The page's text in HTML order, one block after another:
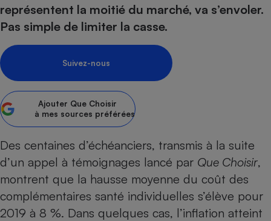
représentent la moitié du marché, va s’envoler.
Pas simple de limiter la casse.
Suivez-nous
Ajouter Que Choisir
à mes sources préférées
Des centaines d’échéanciers, transmis à la suite
d’un appel à témoignages lancé par Que Choisir,
montrent que la hausse moyenne du coût des
complémentaires santé individuelles s’élève pour
2019 à 8 %. Dans quelques cas, l’inflation atteint
Sécurité - Hygiène
Supermarché - Drive
Assurance
Banque - Crédit
Epargne - Fiscalité
Circulation routière
Contrôle technique -
Pièce détachée
Moto
Comparatif
Comparatif aspirateur
Comparatif aspirateur
Comparatif cafetière
Comparatif robot cuiseur
Comparatif casque audio
Comparatif ultrabook
Comparatif tablette
Image et son
Crédit immobilier
Comparatif tondeuse
Aménagement
Bricolage - Jardinage
Chauffage
Produit d'entretien
Maladie - Médecine -
Système de santé -
Maison de retraite
Retraite
Choisir son fioul
Choisir son pellet
Comparateur assurance emprunteur
Energie Moins Chère Ensemble
Tous les comparateurs
Toutes les cartes interactives
Speedtest - Testez le débit de votre
connexion Internet